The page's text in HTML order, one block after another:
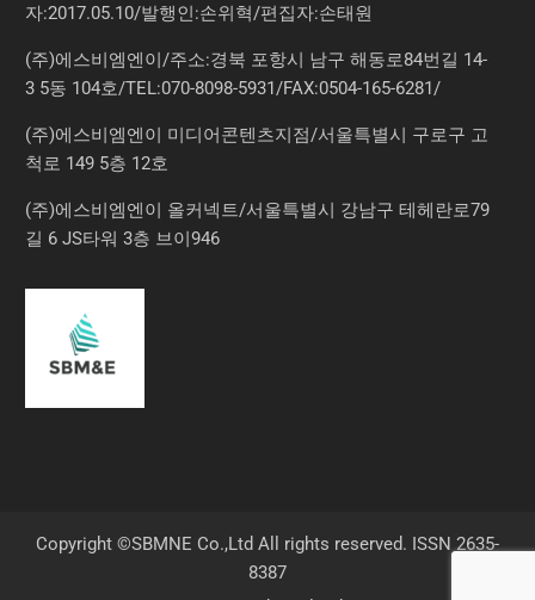
자:2017.05.10/발행인:손위혁/편집자:손태원
(주)에스비엠엔이/주소:경북 포항시 남구 해동로84번길 14-
3 5동 104호/TEL:070-8098-5931/FAX:0504-165-6281/
(주)에스비엠엔이 미디어콘텐츠지점/서울특별시 구로구 고
척로 149 5층 12호
(주)에스비엠엔이 올커넥트/서울특별시 강남구 테헤란로79
길 6 JS타워 3층 브이946
Copyright ©SBMNE Co.,Ltd All rights reserved. ISSN 2635-
8387